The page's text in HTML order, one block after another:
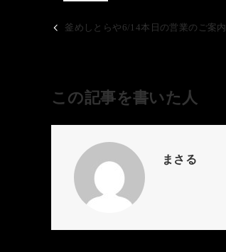
釜めしとらや6/14本日の営業のご案内
この記事を書いた人
まさる